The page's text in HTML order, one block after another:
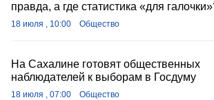
правда, а где статистика «для
18 июля , 10:00 Общество
На Сахалине готовят общественных
наблюдателей к выборам в Госдуму
18 июля , 07:00 Общество